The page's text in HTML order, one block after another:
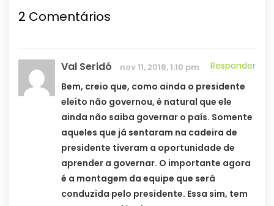
2 Comentários
Val Seridó nov 11, 2018, 1:10 pm
Responder
Bem, creio que, como ainda o presidente
eleito não governou, é natural que ele
ainda não saiba governar o país. Somente
aqueles que já sentaram na cadeira de
presidente tiveram a oportunidade de
aprender a governar. O importante agora
é a montagem da equipe que será
conduzida pelo presidente. Essa sim, tem